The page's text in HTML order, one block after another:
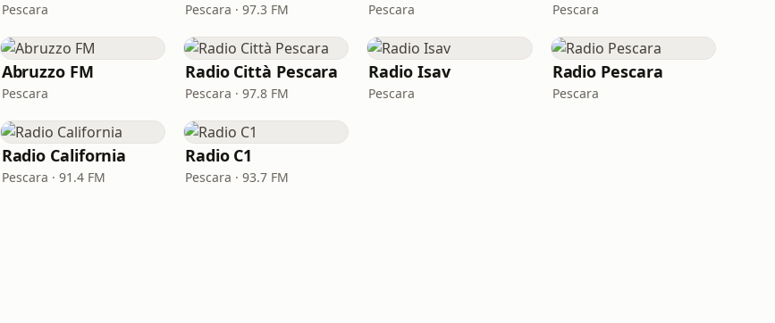
Pescara Pescara · 97.3 FM Pescara Pescara
Abruzzo FM
Pescara
Radio Città Pescara
Pescara · 97.8 FM
Radio Isav
Pescara
Radio Pescara
Pescara
Radio California
Pescara · 91.4 FM
Radio C1
Pescara · 93.7 FM